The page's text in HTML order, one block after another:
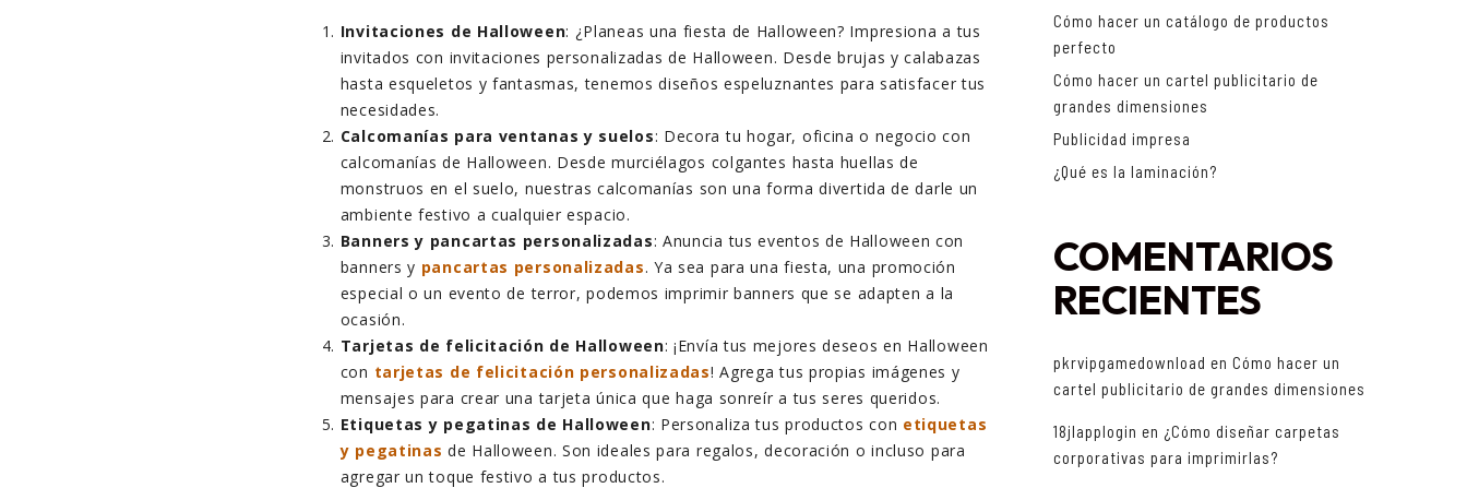
Invitaciones de Halloween: ¿Planeas una fiesta de Halloween? Impresiona a tus
invitados con invitaciones personalizadas de Halloween. Desde brujas y calabazas
hasta esqueletos y fantasmas, tenemos diseños espeluznantes para satisfacer tus
necesidades.
Calcomanías para ventanas y suelos: Decora tu hogar, oficina o negocio con
calcomanías de Halloween. Desde murciélagos colgantes hasta huellas de
monstruos en el suelo, nuestras calcomanías son una forma divertida de darle un
ambiente festivo a cualquier espacio.
Banners y pancartas personalizadas: Anuncia tus eventos de Halloween con
banners y pancartas personalizadas. Ya sea para una fiesta, una promoción
especial o un evento de terror, podemos imprimir banners que se adapten a la
ocasión.
Tarjetas de felicitación de Halloween: ¡Envía tus mejores deseos en Halloween
con tarjetas de felicitación personalizadas! Agrega tus propias imágenes y
mensajes para crear una tarjeta única que haga sonreír a tus seres queridos.
Etiquetas y pegatinas de Halloween: Personaliza tus productos con etiquetas
y pegatinas de Halloween. Son ideales para regalos, decoración o incluso para
agregar un toque festivo a tus productos.
Cómo hacer un catálogo de productos
perfecto
Cómo hacer un cartel publicitario de
grandes dimensiones
Publicidad impresa
¿Qué es la laminación?
COMENTARIOS
RECIENTES
pkrvipgamedownload en Cómo hacer un
cartel publicitario de grandes dimensiones
18jlapplogin en ¿Cómo diseñar carpetas
corporativas para imprimirlas?